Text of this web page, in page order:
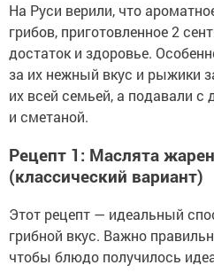
На Руси верили, что
грибов, приготовленное 2
достаток и здоровье.
за их нежный вкус и рыжики
их всей семьей, а подавали
и сметаной.
Рецепт 1: Маслята
(классический вариант)
Этот рецепт — идеальный
грибной вкус. Важно
чтобы блюдо получилось